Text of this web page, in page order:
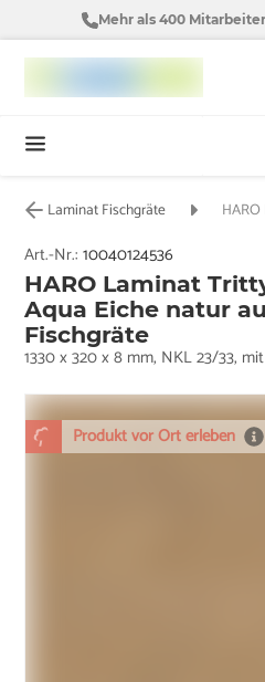
Mehr als 400
Laminat Fischgräte
Produkt vor Ort erleben
Art.-Nr.:10040124536
HARO Laminat
Aqua Eiche natur
Fischgräte
1330 x 320 x 8 mm, NKL 23/33,